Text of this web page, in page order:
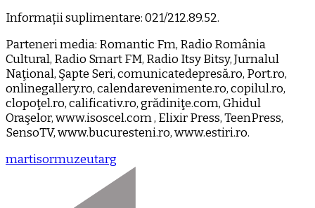
Informații suplimentare: 021/212.89.52.
Parteneri media: Romantic Fm, Radio România
Cultural, Radio Smart FM, Radio Itsy Bitsy, Jurnalul
Naţional, Şapte Seri, comunicatedepresă.ro, Port.ro,
onlinegallery.ro, calendarevenimente.ro, copilul.ro,
clopoţel.ro, calificativ.ro, grădiniţe.com, Ghidul
Oraşelor, www.isoscel.com , Elixir Press, TeenPress,
SensoTV, www.bucuresteni.ro, www.estiri.ro.
martisormuzeutarg